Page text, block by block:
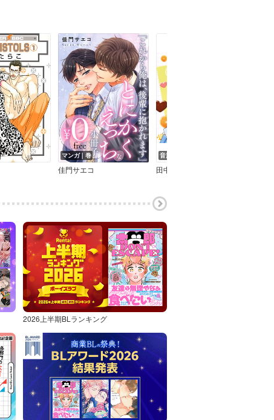
マンガ｜巻
佳門サエコ
音声
田中鈴木
2026上半期BLランキング